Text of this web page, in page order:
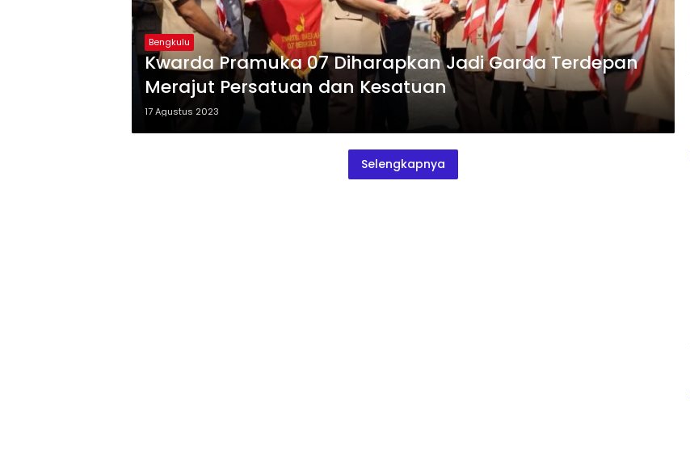
Bengkulu
Kwarda Pramuka 07 Diharapkan Jadi Garda Terdepan
Merajut Persatuan dan Kesatuan
17 Agustus 2023
Selengkapnya